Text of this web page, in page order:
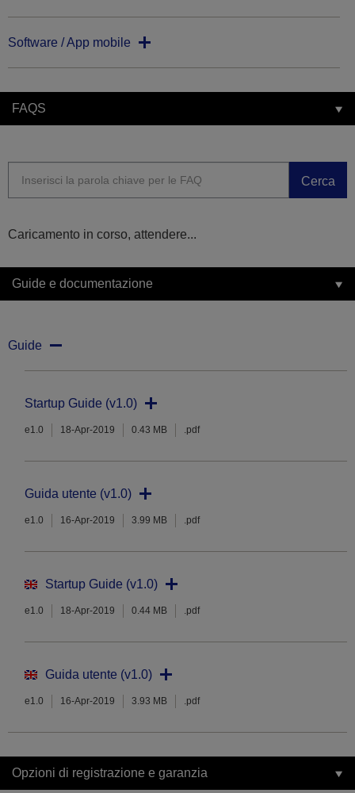
Software / App mobile
FAQS
Cerca
Caricamento in corso, attendere...
Guide e documentazione
Guide
Startup Guide (v1.0)
e1.0 18-Apr-2019 0.43 MB .pdf
Guida utente (v1.0)
e1.0 16-Apr-2019 3.99 MB .pdf
Startup Guide (v1.0)
e1.0 18-Apr-2019 0.44 MB .pdf
Guida utente (v1.0)
e1.0 16-Apr-2019 3.93 MB .pdf
Opzioni di registrazione e garanzia